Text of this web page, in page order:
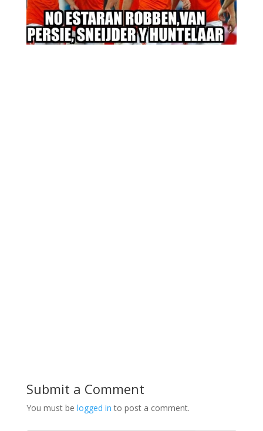
Submit a Comment
You must be logged in to post a comment.